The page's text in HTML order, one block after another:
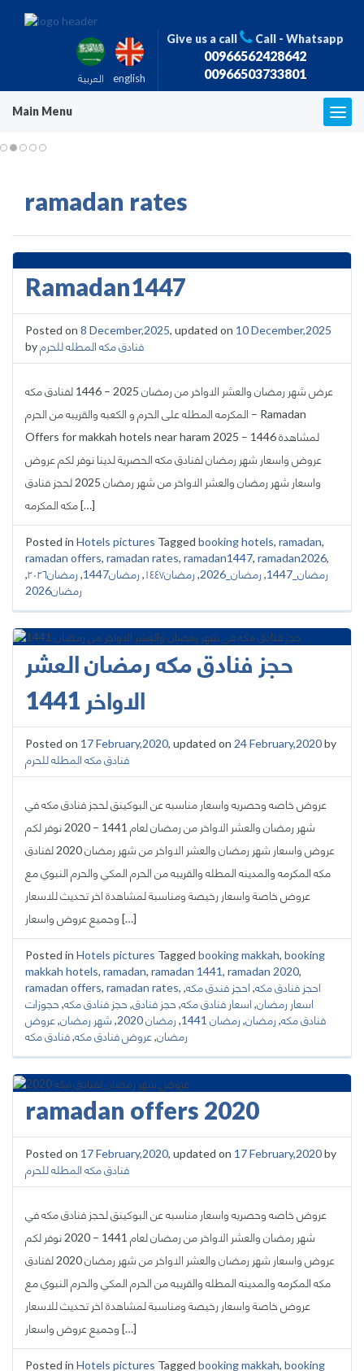
العربية english
Give us a call Call - Whatsapp
00966562428642
00966503733801
T
o
Main Menu
ramadan rates
Ramadan1447
Posted on 8 December,2025, updated on 10 December,2025
by فنادق مكه المطله للحرم
عرض شهر رمضان والعشر الاواخر من رمضان 2025 – 1446 لفنادق مكه
المكرمه المطله على الحرم و الكعبه والقريبه من الحرم – Ramadan
Offers for makkah hotels near haram 2025 – 1446 لمشاهدة
عروض واسعار شهر رمضان لفنادق مكه الحصرية لدينا نوفر لكم عروض
واسعار شهر رمضان والعشر الاواخر من شهر رمضان 2025 لحجز فنادق
مكه المكرمه […]
Posted in Hotels pictures Tagged booking hotels, ramadan,
ramadan offers, ramadan rates, ramadan1447, ramadan2026,
رمضان_1447
, رمضان_2026 , رمضان١٤٤٧ , رمضان1447 , رمضان٢٠٢٦
,
رمضان2026
حجز فنادق مكه رمضان العشر
الاواخر 1441
Posted on 17 February,2020, updated on 24 February,2020by
فنادق مكه المطله للحرم
عروض خاصه وحصريه واسعار مناسبه عن البوكينق لحجز فنادق مكه في
شهر رمضان والعشر الاواخر من رمضان لعام 1441 – 2020 نوفر لكم
عروض واسعار شهر رمضان والعشر الاواخر من شهر رمضان 2020 لفنادق
مكه المكرمه والمدينه المطله والقريبه من الحرم المكي والحرم النبوي مع
عروض خاصة واسعار رخيصة ومناسبة لمشاهدة اخر تحديث للاسعار
وجميع عروض واسعار […]
Posted in Hotels pictures Tagged booking makkah, booking
makkah hotels, ramadan, ramadan 1441, ramadan 2020,
ramadan offers, ramadan rates, احجز فنادق مكه, احجز فندق مكه,
اسعار رمضان, اسعار فنادق مكه, حجز فنادق, حجز فنادق مكه, حجوزات
فنادق مكه, رمضان, رمضان 1441 , رمضان 2020 , شهر رمضان, عروض
رمضان, عروض فنادق مكه,فنادق مكه
ramadan offers 2020
Posted on 17 February,2020, updated on 17 February,2020by
فنادق مكه المطله للحرم
عروض خاصه وحصريه واسعار مناسبه عن البوكينق لحجز فنادق مكه في
شهر رمضان والعشر الاواخر من رمضان لعام 1441 – 2020 نوفر لكم
عروض واسعار شهر رمضان والعشر الاواخر من شهر رمضان 2020 لفنادق
مكه المكرمه والمدينه المطله والقريبه من الحرم المكي والحرم النبوي مع
عروض خاصة واسعار رخيصة ومناسبة لمشاهدة اخر تحديث للاسعار
وجميع عروض واسعار […]
Posted in Hotels pictures Tagged booking makkah, booking